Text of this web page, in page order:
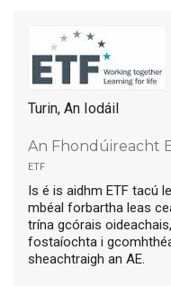
Turin, An Iodáil
An Fhondúireacht
etf
Is é is aidhm ETF tacú
mbéal forbartha leas
trína gcórais
fostaíochta i
sheachtraigh an AE.